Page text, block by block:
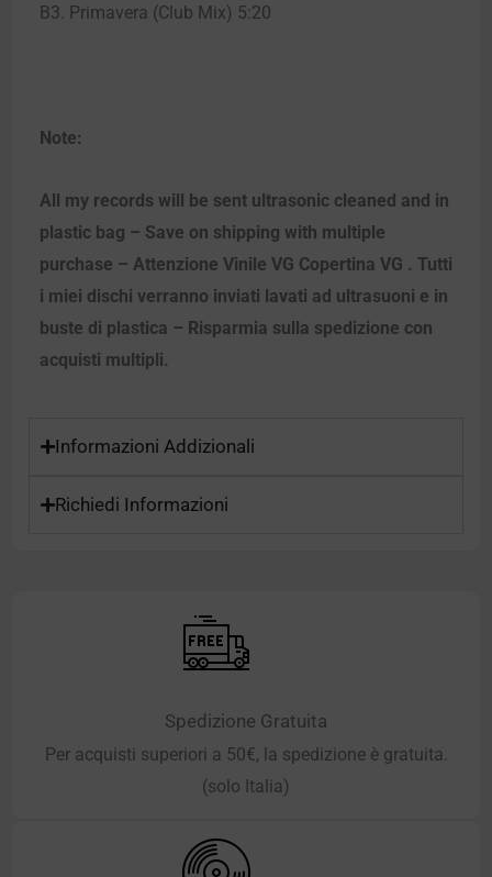
B3. Primavera (Club Mix) 5:20
Note:
All my records will be sent ultrasonic cleaned and in
plastic bag – Save on shipping with multiple
purchase – Attenzione Vinile VG Copertina VG . Tutti
i miei dischi verranno inviati lavati ad ultrasuoni e in
buste di plastica – Risparmia sulla spedizione con
acquisti multipli.
Informazioni Addizionali
Richiedi Informazioni
Spedizione Gratuita
Per acquisti superiori a 50€, la spedizione è gratuita.
(solo Italia)